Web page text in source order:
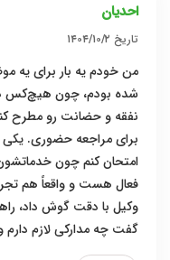
احدیان
تاریخ ۱۴۰۴/۱۰/۲
من خودم یه بار برای یه
شده بودم، چون هیچ‌کس
نفقه و حضانت رو مطرح
برای مراجعه حضوری. یکی
امتحان کنم چون
فعال هست و واقعاً هم
وکیل با دقت گوش داد،
گفت چه مدارکی لازم